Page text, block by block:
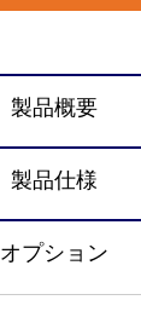
製品概要
製品仕様
オプション